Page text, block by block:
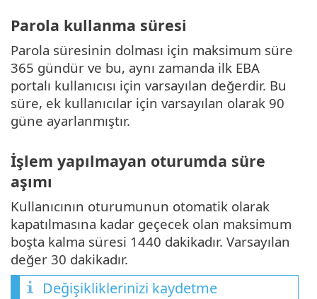
Parola kullanma süresi
Parola süresinin dolması için maksimum süre
365 gündür ve bu, aynı zamanda ilk EBA
portalı kullanıcısı için varsayılan değerdir. Bu
süre, ek kullanıcılar için varsayılan olarak 90
güne ayarlanmıştır.
İşlem yapılmayan oturumda süre
aşımı
Kullanıcının oturumunun otomatik olarak
kapatılmasına kadar geçecek olan maksimum
boşta kalma süresi 1440 dakikadır. Varsayılan
değer 30 dakikadır.
Değişikliklerinizi kaydetme